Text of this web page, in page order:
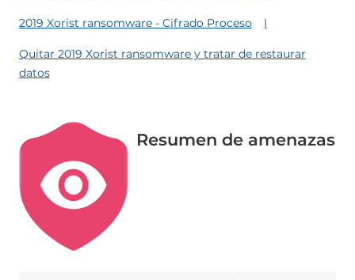
2019 Xorist ransomware - Cifrado Proceso
Quitar 2019 Xorist ransomware y tratar de restaurar
datos
Resumen de amenazas